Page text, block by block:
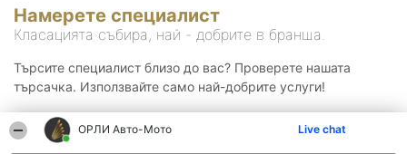
ОРЛИ Aвто-Mото Live chat
Намерете специалист
Класацията събира, най - добрите в бранша.
Търсите специалист близо до вас? Проверете нашата
търсачка. Използвайте само най-добрите услуги!